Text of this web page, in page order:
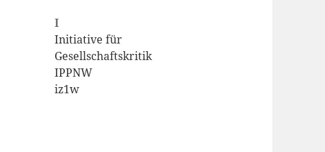
I
Initiative für
Gesellschaftskritik
IPPNW
iz1w